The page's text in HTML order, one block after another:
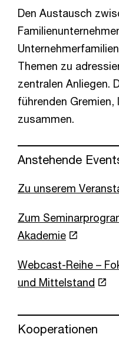
Den Austausch
Themen zu
zentralen Anliegen.
führenden
zusammen.
Anstehende
Zu unserem
Zum
Akademie
Webcast-Reihe –
und Mittelstand
Kooperationen